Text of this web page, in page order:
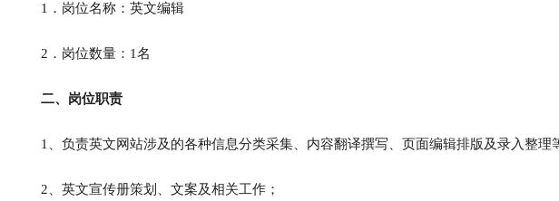
1．岗位名称：英文编辑
2．岗位数量：1名
二、岗位职责
1、负责英文网站涉及的各种信息分类采集、内容翻译撰写、页面编辑排版及录入整理
2、英文宣传册策划、文案及相关工作；